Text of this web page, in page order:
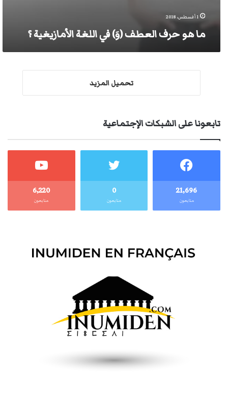
1 أغسطس، 2018
ما هو حرف العطف (وَ) في اللغة الأمازيغية ؟
تحميل المزيد
تابعونا على الشبكات الإجتماعية
21٬696
متابعون
0
متابعون
6٬220
متابعون